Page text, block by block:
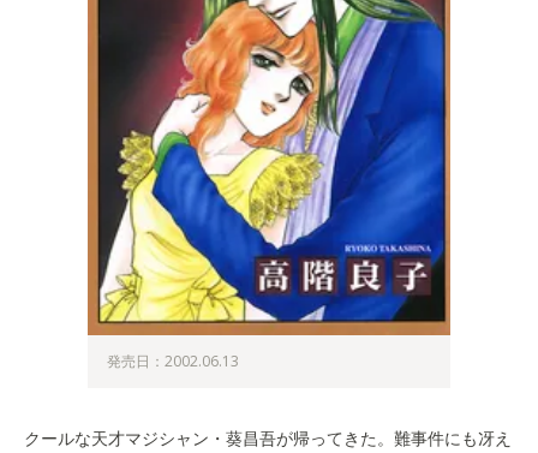
発売日：2002.06.13
クールな天才マジシャン・葵昌吾が帰ってきた。難事件にも冴え